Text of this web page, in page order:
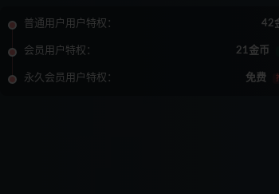
普通用户用户特权： 42
会员用户特权： 21金币
永久会员用户特权： 免费